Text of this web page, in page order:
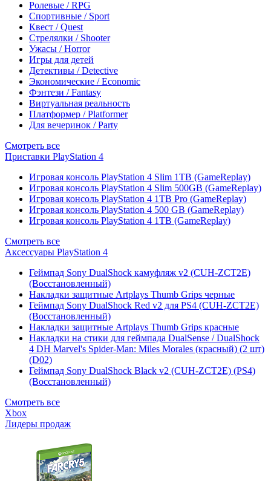
Ролевые / RPG
Спортивные / Sport
Квест / Quest
Стрелялки / Shooter
Ужасы / Horror
Игры для детей
Детективы / Detective
Экономические / Economic
Фэнтези / Fantasy
Виртуальная реальность
Платформер / Platformer
Для вечеринок / Party
Смотреть все
Приставки PlayStation 4
Игровая консоль PlayStation 4 Slim 1TB (GameReplay)
Игровая консоль PlayStation 4 Slim 500GB (GameReplay)
Игровая консоль PlayStation 4 1TB Pro (GameReplay)
Игровая консоль PlayStation 4 500 GB (GameReplay)
Игровая консоль PlayStation 4 1TB (GameReplay)
Смотреть все
Аксессуары PlayStation 4
Геймпад Sony DualShock камуфляж v2 (CUH-ZCT2E)
(Восстановленный)
Накладки защитные Artplays Thumb Grips черные
Геймпад Sony DualShock Red v2 для PS4 (CUH-ZCT2E)
(Восстановленный)
Накладки защитные Artplays Thumb Grips красные
Накладки на стики для геймпада DualSense / DualShock
4 DH Marvel's Spider-Man: Miles Morales (красный) (2 шт)
(D02)
Геймпад Sony DualShock Black v2 (CUH-ZCT2E) (PS4)
(Восстановленный)
Смотреть все
Xbox
Лидеры продаж